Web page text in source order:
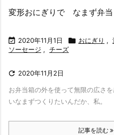
変形おにぎりで なまず弁当
 2020年11月1日  おにぎり ,
ソーセージ , チーズ
 2020年11月2日
お弁当箱の外を使って無限の広さ
いなまずつくりたいんだか、私。
記事を読む